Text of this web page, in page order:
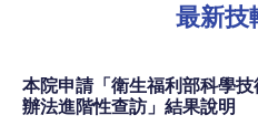
最新技
本院申請「衛生福利部科學
辦法進階性查訪」結果說明